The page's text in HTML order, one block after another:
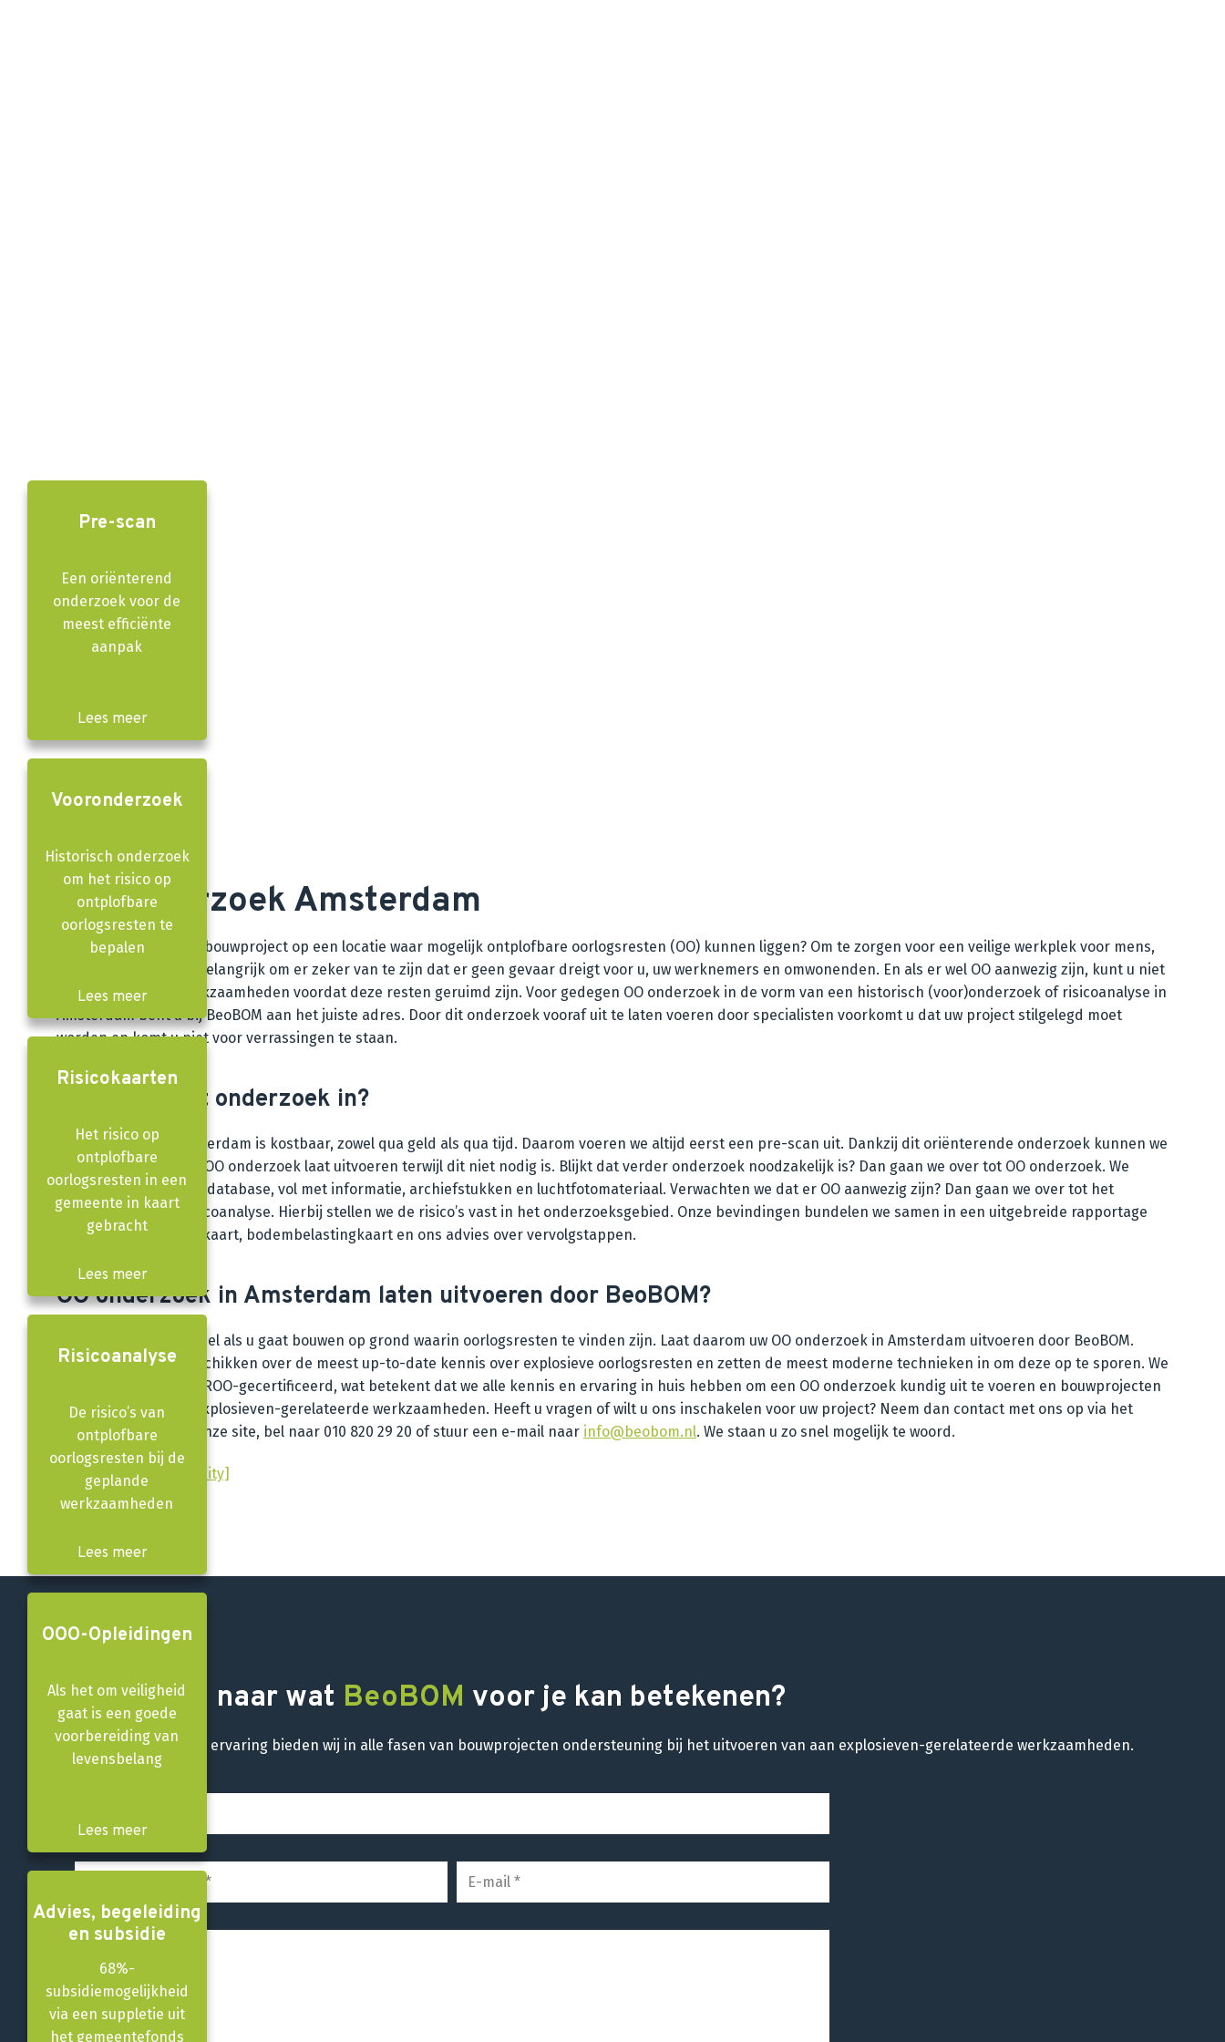
Pre-scan
Een oriënterend
onderzoek voor de
meest efficiënte
aanpak
Lees meer
Vooronderzoek
Historisch onderzoek
om het risico op
ontplofbare
oorlogsresten te
bepalen
Lees meer
Risicokaarten
Het risico op
ontplofbare
oorlogsresten in een
gemeente in kaart
gebracht
Lees meer
Risicoanalyse
De risico’s van
ontplofbare
oorlogsresten bij de
geplande
werkzaamheden
Lees meer
OOO-Opleidingen
Als het om veiligheid
gaat is een goede
voorbereiding van
levensbelang
Lees meer
Advies, begeleiding
en subsidie
68%-
subsidiemogelijkheid
via een suppletie uit
het gemeentefonds
OO onderzoek Amsterdam
Bent u leider van een bouwproject op een locatie waar mogelijk ontplofbare oorlogsresten (OO) kunnen liggen? Om te zorgen voor een veilige werkplek voor mens,
dier en milieu, is het belangrijk om er zeker van te zijn dat er geen gevaar dreigt voor u, uw werknemers en omwonenden. En als er wel OO aanwezig zijn, kunt u niet
beginnen met uw werkzaamheden voordat deze resten geruimd zijn. Voor gedegen OO onderzoek in de vorm van een historisch (voor)onderzoek of risicoanalyse in
Amsterdam bent u bij BeoBOM aan het juiste adres. Door dit onderzoek vooraf uit te laten voeren door specialisten voorkomt u dat uw project stilgelegd moet
worden en komt u niet voor verrassingen te staan.
Wat houdt het onderzoek in?
OO onderzoek in Amsterdam is kostbaar, zowel qua geld als qua tijd. Daarom voeren we altijd eerst een pre-scan uit. Dankzij dit oriënterende onderzoek kunnen we
voorkomen dat u een OO onderzoek laat uitvoeren terwijl dit niet nodig is. Blijkt dat verder onderzoek noodzakelijk is? Dan gaan we over tot OO onderzoek. We
gebruiken onze eigen database, vol met informatie, archiefstukken en luchtfotomateriaal. Verwachten we dat er OO aanwezig zijn? Dan gaan we over tot het
uitvoeren van een risicoanalyse. Hierbij stellen we de risico’s vast in het onderzoeksgebied. Onze bevindingen bundelen we samen in een uitgebreide rapportage
met een maatregelenkaart, bodembelastingkaart en ons advies over vervolgstappen.
OO onderzoek in Amsterdam laten uitvoeren door BeoBOM?
Er staat veel op het spel als u gaat bouwen op grond waarin oorlogsresten te vinden zijn. Laat daarom uw OO onderzoek in Amsterdam uitvoeren door BeoBOM.
Onze specialisten beschikken over de meest up-to-date kennis over explosieve oorlogsresten en zetten de meest moderne technieken in om deze op te sporen. We
zijn ISO 9001- en CS-VROO-gecertificeerd, wat betekent dat we alle kennis en ervaring in huis hebben om een OO onderzoek kundig uit te voeren en bouwprojecten
te ondersteunen bij explosieven-gerelateerde werkzaamheden. Heeft u vragen of wilt u ons inschakelen voor uw project? Neem dan contact met ons op via het
contactformulier
op onze site, bel naar 010 820 29 20 of stuur een e-mail naar info@beobom.nl. We staan u zo snel mogelijk te woord.
Benieuwd naar wat BeoBOM voor je kan betekenen?
Met onze kennis en ervaring bieden wij in alle fasen van bouwprojecten ondersteuning bij het uitvoeren van aan explosieven-gerelateerde werkzaamheden.